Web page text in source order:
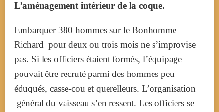
L’aménagement intérieur de la coque.
Embarquer 380 hommes sur le Bonhomme
Richard pour deux ou trois mois ne s’improvise
pas. Si les officiers étaient formés, l’équipage
pouvait être recruté parmi des hommes peu
éduqués, casse-cou et querelleurs. L’organisation
général du vaisseau s’en ressent. Les officiers se